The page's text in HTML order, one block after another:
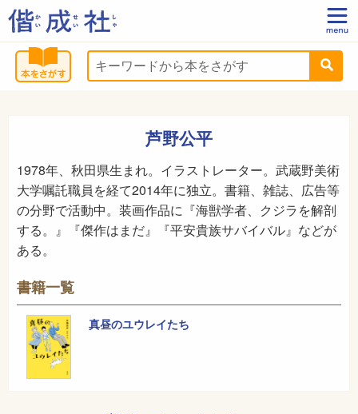
芦野公平
1978年、秋田県生まれ。イラストレーター。武蔵野美術
大学嘱託職員を経て2014年に独立。書籍、雑誌、広告等
の分野で活動中。装画作品に『海獣学者、クジラを解剖
する。』『傑作はまだ』『平安貴族サバイバル』などが
ある。
書籍一覧
真昼のユウレイたち